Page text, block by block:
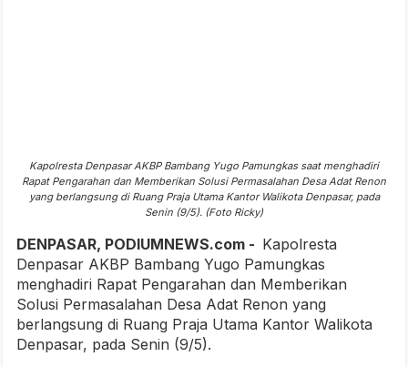
Kapolresta Denpasar AKBP Bambang Yugo Pamungkas saat menghadiri
Rapat Pengarahan dan Memberikan Solusi Permasalahan Desa Adat Renon
yang berlangsung di Ruang Praja Utama Kantor Walikota Denpasar, pada
Senin (9/5). (Foto Ricky)
DENPASAR, PODIUMNEWS.com - Kapolresta
Denpasar AKBP Bambang Yugo Pamungkas
menghadiri Rapat Pengarahan dan Memberikan
Solusi Permasalahan Desa Adat Renon yang
berlangsung di Ruang Praja Utama Kantor Walikota
Denpasar, pada Senin (9/5).